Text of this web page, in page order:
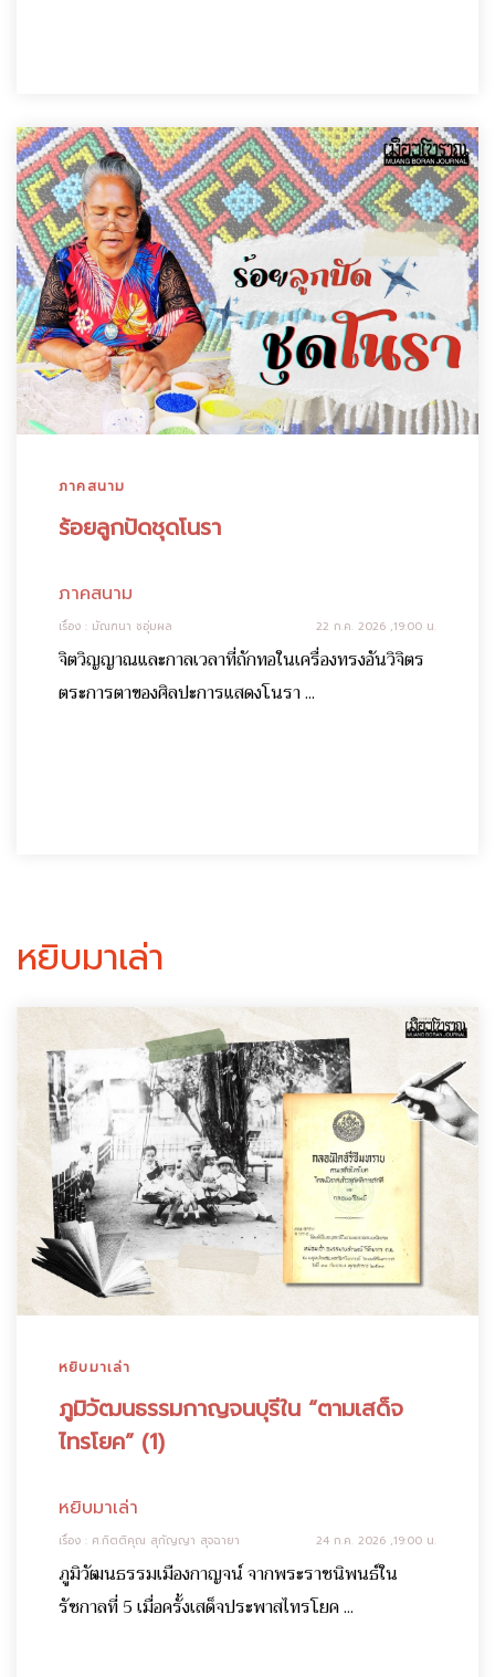
ภาคสนาม
ร้อยลูกปัดชุดโนรา
ภาคสนาม
เรื่อง : มัณฑนา ชอุ่มผล 22 ก.ค. 2026 ,19:00 น.
จิตวิญญาณและกาลเวลาที่ถักทอในเครื่องทรงอันวิจิตร
ตระการตาของศิลปะการแสดงโนรา ...
หยิบมาเล่า
หยิบมาเล่า
ภูมิวัฒนธรรมกาญจนบุรีใน “ตามเสด็จ
ไทรโยค” (1)
หยิบมาเล่า
เรื่อง : ศ.กิตติคุณ สุกัญญา สุจฉายา 24 ก.ค. 2026 ,19:00 น.
ภูมิวัฒนธรรมเมืองกาญจน์ จากพระราชนิพนธ์ใน
รัชกาลที่ 5 เมื่อครั้งเสด็จประพาสไทรโยค ...